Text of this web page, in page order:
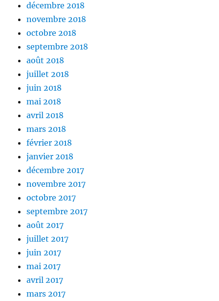
décembre 2018
novembre 2018
octobre 2018
septembre 2018
août 2018
juillet 2018
juin 2018
mai 2018
avril 2018
mars 2018
février 2018
janvier 2018
décembre 2017
novembre 2017
octobre 2017
septembre 2017
août 2017
juillet 2017
juin 2017
mai 2017
avril 2017
mars 2017